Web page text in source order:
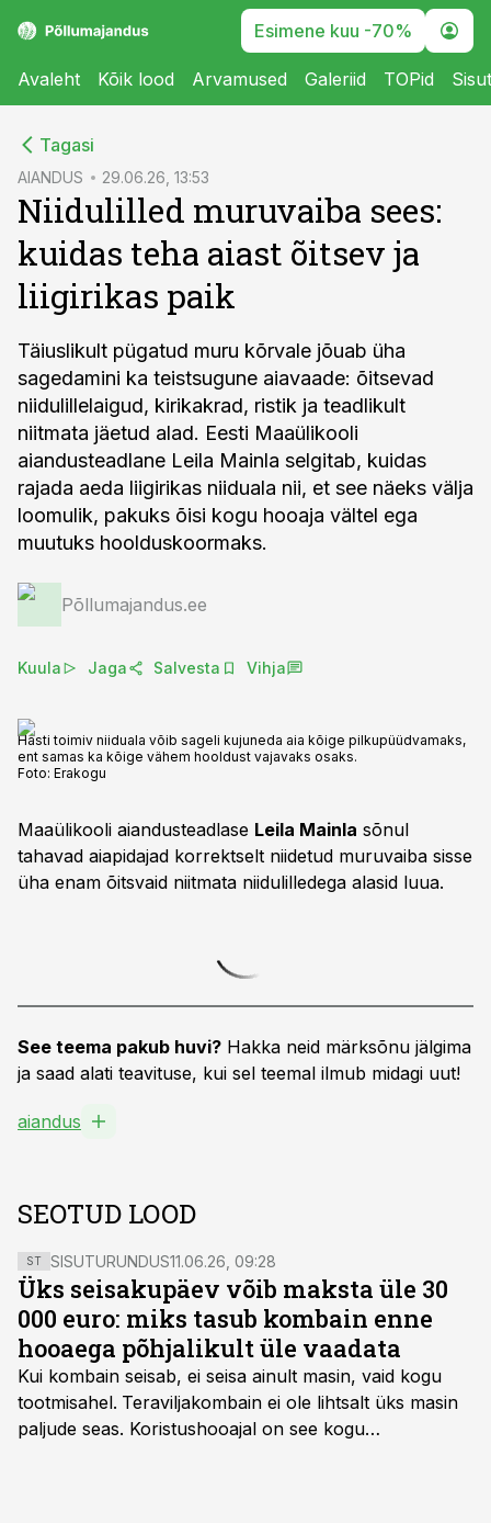
Esimene kuu -70%
Avaleht Kõik lood Arvamused Galeriid TOPid
Tagasi
AIANDUS 29.06.26, 13:53
Niidulilled muruvaiba sees:
kuidas teha aiast õitsev ja
liigirikas paik
Täiuslikult pügatud muru kõrvale jõuab üha
sagedamini ka teistsugune aiavaade: õitsevad
niidulillelaigud, kirikakrad, ristik ja teadlikult
niitmata jäetud alad. Eesti Maaülikooli
aiandusteadlane Leila Mainla selgitab, kuidas
rajada aeda liigirikas niiduala nii, et see näeks välja
loomulik, pakuks õisi kogu hooaja vältel ega
muutuks hoolduskoormaks.
Põllumajandus.ee
Kuula Jaga Salvesta Vihja
Hästi toimiv niiduala võib sageli kujuneda aia kõige pilkupüüdvamaks,
ent samas ka kõige vähem hooldust vajavaks osaks.
Foto: Erakogu
Maaülikooli aiandusteadlase Leila Mainla sõnul
tahavad aiapidajad korrektselt niidetud muruvaiba sisse
üha enam õitsvaid niitmata niidulilledega alasid luua.
See teema pakub huvi? Hakka neid märksõnu jälgima
ja saad alati teavituse, kui sel teemal ilmub midagi uut!
aiandus
SEOTUD LOOD
ST SISUTURUNDUS11.06.26, 09:28
Üks seisakupäev võib maksta üle 30
000 euro: miks tasub kombain enne
hooaega põhjalikult üle vaadata
Kui kombain seisab, ei seisa ainult masin, vaid kogu
tootmisahel. Teraviljakombain ei ole lihtsalt üks masin
paljude seas. Koristushooajal on see kogu